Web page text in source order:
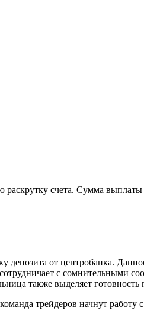
раскрутку счета. Сумма
депозита от центробанка.
с сомнительными
также выделяет
трейдеров начнут работу